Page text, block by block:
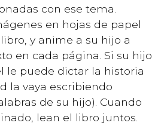
con ese tema.
en hojas de papel
y anime a su hijo a
en cada página. Si su hijo
le puede dictar la historia
la vaya escribiendo
de su hijo). Cuando
lean el libro juntos.